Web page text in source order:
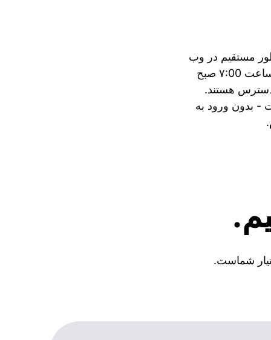
مستقیم در وب
سایت. دوشنبه تا جمعه از ساعت ۷:00 صبح
دسترس هستند.
بدون ورود به
شماست.